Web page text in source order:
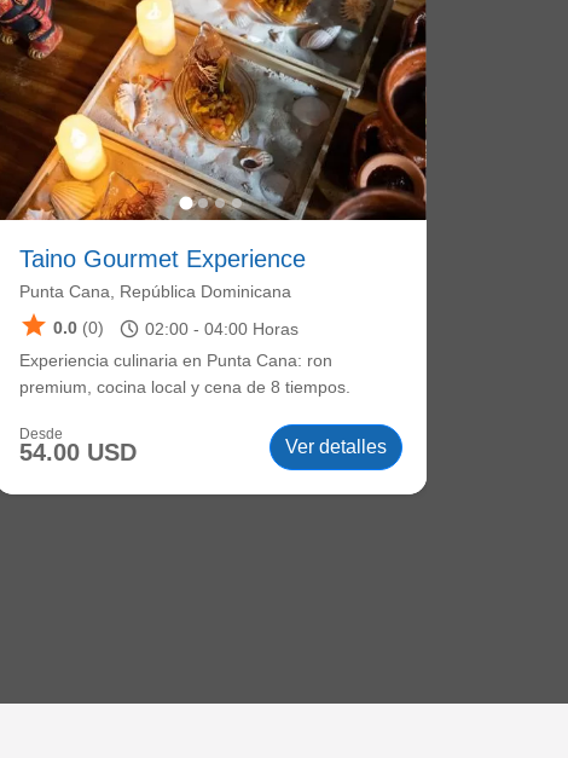
Taino Gourmet Experience
Punta Cana, República Dominicana
star 0.0 (0) schedule 02:00 -04:00 Horas
Experiencia culinaria en Punta Cana: ron
premium, cocina local y cena de 8 tiempos.
Desde
54.00 USD Ver detalles